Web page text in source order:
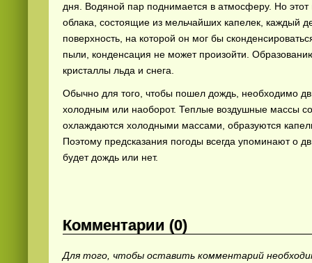
дня. Водяной пар поднимается в атмосферу. Но
облака, состоящие из мельчайших капелек, каждый
поверхность, на которой он мог бы
пыли, конденсация не может произойти.
кристаллы льда и снега.
Обычно для того, чтобы пошел дождь, необходимо
холодным или наоборот. Теплые воздушные массы
охлаждаются холодными массами, образуются
Поэтому предсказания погоды всегда упоминают о
будет дождь или нет.
Комментарии (0)
Для того, чтобы оставить комментарий
Смотреть видеоhdонлайн